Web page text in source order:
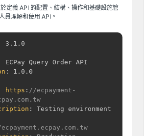
定義 API 的配置、結構、操作和基礎設施管
員理解和使用 API。
ECPay Query Order API
:
https : //ecpayment-
:
Testing environment